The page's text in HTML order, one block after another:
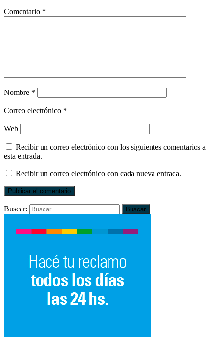
Comentario *
Nombre *
Correo electrónico *
Web
Recibir un correo electrónico con los siguientes comentarios a
esta entrada.
Recibir un correo electrónico con cada nueva entrada.
Buscar: